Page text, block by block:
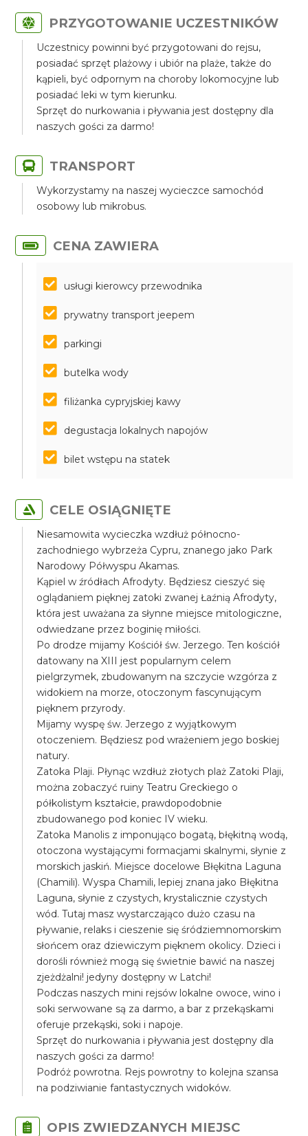
PRZYGOTOWANIE UCZESTNIKÓW
Uczestnicy powinni być przygotowani do rejsu,
posiadać sprzęt plażowy i ubiór na plaże, także do
kąpieli, być odpornym na choroby lokomocyjne lub
posiadać leki w tym kierunku.
Sprzęt do nurkowania i pływania jest dostępny dla
naszych gości za darmo!
TRANSPORT
Wykorzystamy na naszej wycieczce samochód
osobowy lub mikrobus.
CENA ZAWIERA
usługi kierowcy przewodnika
prywatny transport jeepem
parkingi
butelka wody
filiżanka cypryjskiej kawy
degustacja lokalnych napojów
bilet wstępu na statek
CELE OSIĄGNIĘTE
Niesamowita wycieczka wzdłuż północno-
zachodniego wybrzeża Cypru, znanego jako Park
Narodowy Półwyspu Akamas.
Kąpiel w źródłach Afrodyty. Będziesz cieszyć się
oglądaniem pięknej zatoki zwanej Łaźnią Afrodyty,
która jest uważana za słynne miejsce mitologiczne,
odwiedzane przez boginię miłości.
Po drodze mijamy Kościół św. Jerzego. Ten kościół
datowany na XIII jest popularnym celem
pielgrzymek, zbudowanym na szczycie wzgórza z
widokiem na morze, otoczonym fascynującym
pięknem przyrody.
Mijamy wyspę św. Jerzego z wyjątkowym
otoczeniem. Będziesz pod wrażeniem jego boskiej
natury.
Zatoka Plaji. Płynąc wzdłuż złotych plaż Zatoki Plaji,
można zobaczyć ruiny Teatru Greckiego o
półkolistym kształcie, prawdopodobnie
zbudowanego pod koniec IV wieku.
Zatoka Manolis z imponująco bogatą, błękitną wodą,
otoczona wystającymi formacjami skalnymi, słynie z
morskich jaskiń. Miejsce docelowe Błękitna Laguna
(Chamili). Wyspa Chamili, lepiej znana jako Błękitna
Laguna, słynie z czystych, krystalicznie czystych
wód. Tutaj masz wystarczająco dużo czasu na
pływanie, relaks i cieszenie się śródziemnomorskim
słońcem oraz dziewiczym pięknem okolicy. Dzieci i
dorośli również mogą się świetnie bawić na naszej
zjeżdżalni! jedyny dostępny w Latchi!
Podczas naszych mini rejsów lokalne owoce, wino i
soki serwowane są za darmo, a bar z przekąskami
oferuje przekąski, soki i napoje.
Sprzęt do nurkowania i pływania jest dostępny dla
naszych gości za darmo!
Podróż powrotna. Rejs powrotny to kolejna szansa
na podziwianie fantastycznych widoków.
OPIS ZWIEDZANYCH MIEJSC